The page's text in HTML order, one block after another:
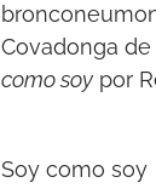
Covadonga
como soy por
Soy como soy